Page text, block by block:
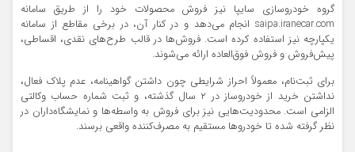
گروه خودروسازی سایپا نیز فروش محصولات خود را از طریق سامانه
saipa.iranecar.com انجام می‌دهد و در کنار آن، در برخی مقاطع از سامانه
یکپارچه نیز استفاده کرده است. فروش‌ها در قالب طرح‌های نقدی، اقساطی،
پیش‌فروش و فروش فوق‌العاده ارائه می‌شوند.
برای ثبت‌نام، معمولاً احراز شرایطی چون داشتن گواهینامه، عدم پلاک فعال،
نداشتن خرید از خودروساز در ۲ سال گذشته، و ثبت شماره حساب وکالتی
الزامی است. محدودیت‌هایی نیز برای فروش به واسطه‌ها و نمایشگاه‌داران در
نظر گرفته شده تا خودروها مستقیم به مصرف‌کننده واقعی برسند.